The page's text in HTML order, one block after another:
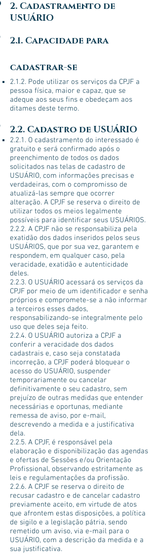
2. Cadastramento de
USUÁRIO
2.1. Capacidade para
cadastrar-se
2.1.2. Pode utilizar os serviços da CPJF a
pessoa física, maior e capaz, que se
adeque aos seus fins e obedeçam aos
ditames deste termo.
2.2. Cadastro de USUÁRIO
2.2.1. O cadastramento do interessado é
gratuito e será confirmado após o
preenchimento de todos os dados
solicitados nas telas de cadastro de
USUÁRIO, com informações precisas e
verdadeiras, com o compromisso de
atualizá-las sempre que ocorrer
alteração. A CPJF se reserva o direito de
utilizar todos os meios legalmente
possíveis para identificar seus USUÁRIOS.
2.2.2. A CPJF não se responsabiliza pela
exatidão dos dados inseridos pelos seus
USUÁRIOS, que por sua vez, garantem e
respondem, em qualquer caso, pela
veracidade, exatidão e autenticidade
deles.
2.2.3. O USUÁRIO acessará os serviços da
CPJF por meio de um identificador e senha
próprios e compromete-se a não informar
a terceiros esses dados,
responsabilizando-se integralmente pelo
uso que deles seja feito.
2.2.4. O USUÁRIO autoriza a CPJF a
conferir a veracidade dos dados
cadastrais e, caso seja constatada
incorreção, a CPJF poderá bloquear o
acesso do USUÁRIO, suspender
temporariamente ou cancelar
definitivamente o seu cadastro, sem
prejuízo de outras medidas que entender
necessárias e oportunas, mediante
remessa de aviso, por e-mail,
descrevendo a medida e a justificativa
dela.
2.2.5. A CPJF, é responsável pela
elaboração e disponibilização das agendas
e ofertas de Sessões e/ou Orientação
Profissional, observando estritamente as
leis e regulamentações da profissão.
2.2.6. A CPJF se reserva o direito de
recusar cadastro e de cancelar cadastro
previamente aceito, em virtude de atos
que afrontem estas disposições, a política
de sigilo e a legislação pátria, sendo
remetido um aviso, via e-mail para o
USUÁRIO, com a descrição da medida e a
sua justificativa.